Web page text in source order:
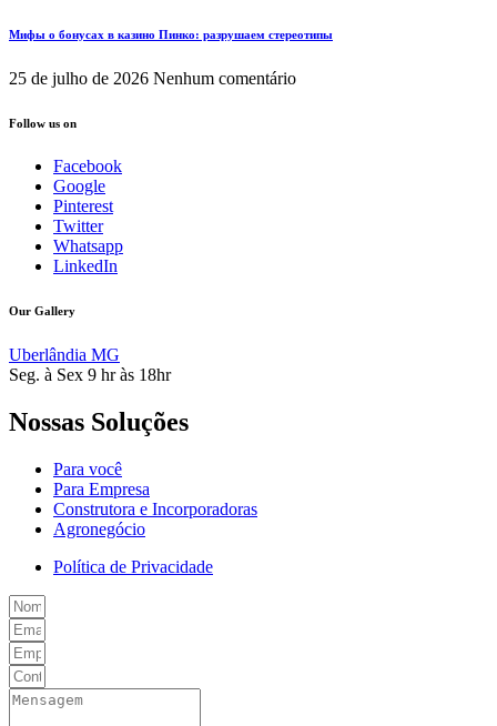
Мифы о бонусах в казино Пинко: разрушаем стереотипы
25 de julho de 2026 Nenhum comentário
Follow us on
Facebook
Google
Pinterest
Twitter
Whatsapp
LinkedIn
Our Gallery
Uberlândia MG
Seg. à Sex 9 hr às 18hr
Nossas Soluções
Para você
Para Empresa
Construtora e Incorporadoras
Agronegócio
Política de Privacidade